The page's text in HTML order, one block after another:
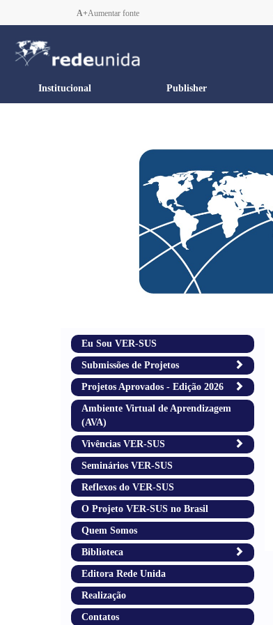
A+Aumentar fonte
Institucional Publisher
Eu Sou VER-SUS
Submissões de Projetos
Projetos Aprovados - Edição 2026
Ambiente Virtual de Aprendizagem
(AVA)
Vivências VER-SUS
Seminários VER-SUS
Reflexos do VER-SUS
O Projeto VER-SUS no Brasil
Quem Somos
Biblioteca
Editora Rede Unida
Realização
Contatos